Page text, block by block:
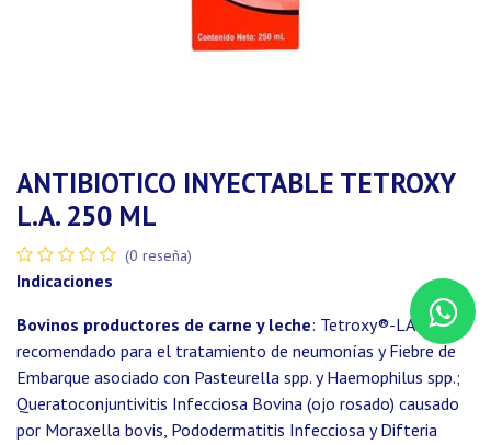
ANTIBIOTICO INYECTABLE TETROXY
L.A. 250 ML
(0 reseña)
Indicaciones
Bovinos productores de carne y leche: Tetroxy®-LA está
recomendado para el tratamiento de neumonías y Fiebre de
Embarque asociado con Pasteurella spp. y Haemophilus spp.;
Queratoconjuntivitis Infecciosa Bovina (ojo rosado) causado
por Moraxella bovis, Pododermatitis Infecciosa y Difteria